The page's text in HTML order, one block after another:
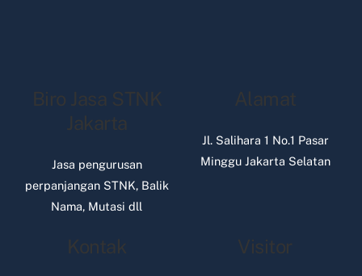
Biro Jasa STNK
Jakarta
Jasa pengurusan
perpanjangan STNK, Balik
Nama, Mutasi dll
Alamat
Jl. Salihara 1 No.1 Pasar
Minggu Jakarta Selatan
Kontak Visitor